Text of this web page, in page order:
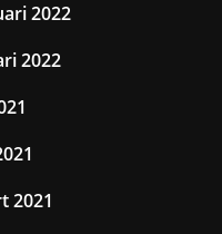
2022
2022
2021